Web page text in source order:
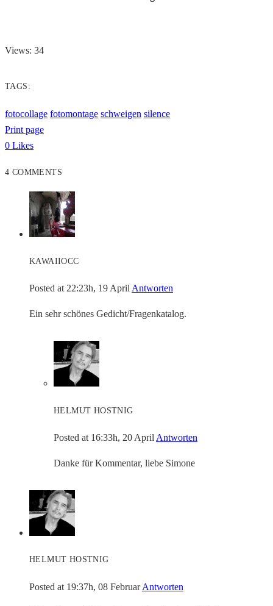
Views: 34
TAGS:
fotocollage fotomontage schweigen silence
Print page
0 Likes
4 COMMENTS
KAWAIIOCC
Posted at 22:23h, 19 April Antworten
Ein sehr schönes Gedicht/Fragenkatalog.
HELMUT HOSTNIG
Posted at 16:33h, 20 April Antworten
Danke für Kommentar, liebe Simone
HELMUT HOSTNIG
Posted at 19:37h, 08 Februar Antworten